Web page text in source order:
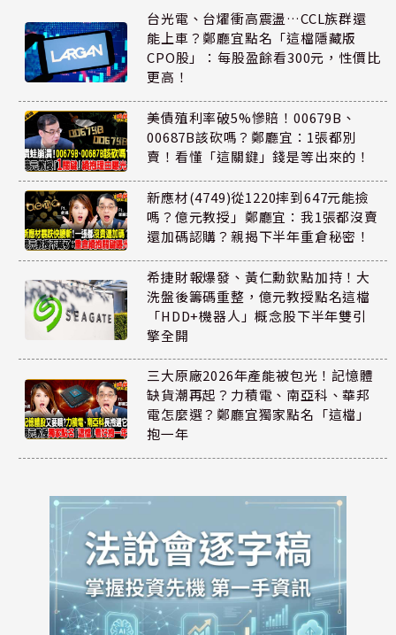
台光電、台燿衝高震盪…CCL族群還
能上車？鄭廳宜點名「這檔隱藏版
CPO股」：每股盈餘看300元，性價比
更高！
美債殖利率破5%慘賠！00679B、
00687B該砍嗎？鄭廳宜：1張都別
賣！看懂「這關鍵」錢是等出來的！
新應材(4749)從1220摔到647元能撿
嗎？億元教授」鄭廳宜：我1張都沒賣
還加碼認購？親揭下半年重倉秘密！
希捷財報爆發、黃仁勳欽點加持！大
洗盤後籌碼重整，億元教授點名這檔
「HDD+機器人」概念股下半年雙引
擎全開
三大原廠2026年產能被包光！記憶體
缺貨潮再起？力積電、南亞科、華邦
電怎麼選？鄭廳宜獨家點名「這檔」
抱一年